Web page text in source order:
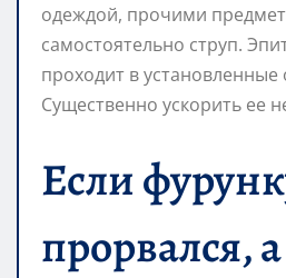
одеждой, прочими
самостоятельно струп.
проходит в
Существенно ускорить ее
Если
прорвался,